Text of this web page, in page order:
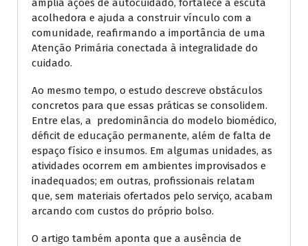
acolhedora e ajuda a construir vínculo com a
comunidade, reafirmando a importância de uma
Atenção Primária conectada à integralidade do
cuidado.
Ao mesmo tempo, o estudo descreve obstáculos
concretos para que essas práticas se consolidem.
Entre elas, a predominância do modelo biomédico,
déficit de educação permanente, além de falta de
espaço físico e insumos. Em algumas unidades, as
atividades ocorrem em ambientes improvisados e
inadequados; em outras, profissionais relatam
que, sem materiais ofertados pelo serviço, acabam
arcando com custos do próprio bolso.
O artigo também aponta que a ausência de